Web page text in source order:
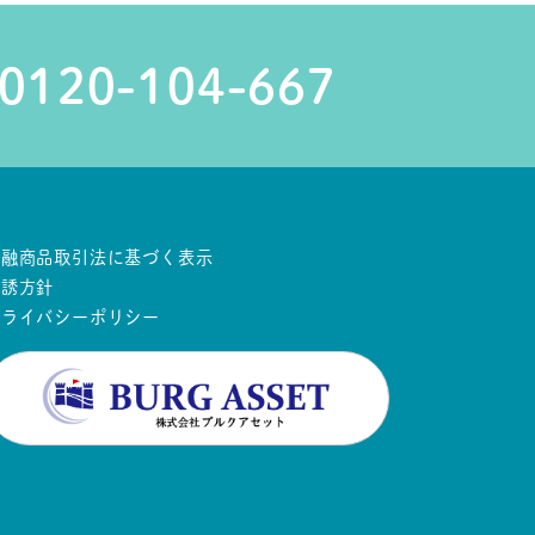
104-667
商品取引法に基づく表示
方針
イバシーポリシー